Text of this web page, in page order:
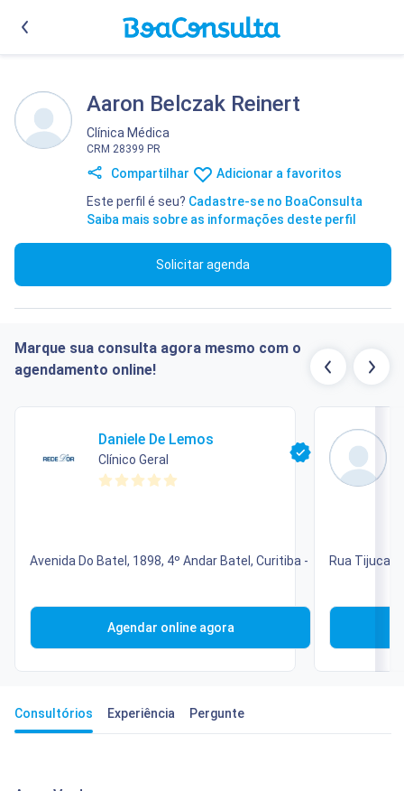
Aaron Belczak Reinert
Clínica Médica
CRM 28399 PR
Compartilhar
Adicionar a favoritos
Este perfil é seu? Cadastre-se no BoaConsulta
Saiba mais sobre as informações deste perfil
Solicitar agenda
Marque sua consulta agora mesmo com o
agendamento online!
Daniele De Lemos
Clínico Geral
Avenida Do Batel, 1898, 4º Andar Batel, Curitiba -
Agendar online agora
Rua Tijucas
Consultórios Experiência Pergunte